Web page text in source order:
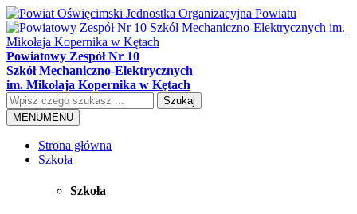
Powiatowy Zespół Nr 10
Szkół Mechaniczno-Elektrycznych
im. Mikołaja Kopernika w Kętach
Szukaj
MENUMENU
Strona główna
Szkoła
Szkoła